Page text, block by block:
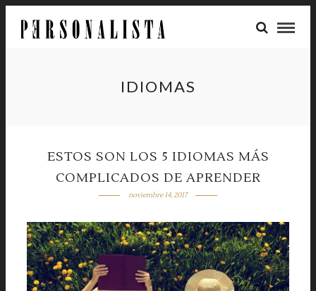
IDIOMAS
ESTOS SON LOS 5 IDIOMAS MÁS
COMPLICADOS DE APRENDER
noviembre 14, 2017